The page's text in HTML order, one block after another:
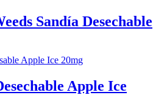
Sandía Desechable
Apple Ice